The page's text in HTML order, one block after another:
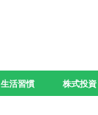
生活習慣 株式投資